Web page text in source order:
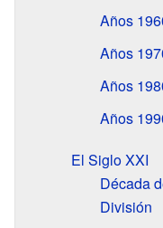
Años
Años
Años
Años
El Siglo XXI
Década
División